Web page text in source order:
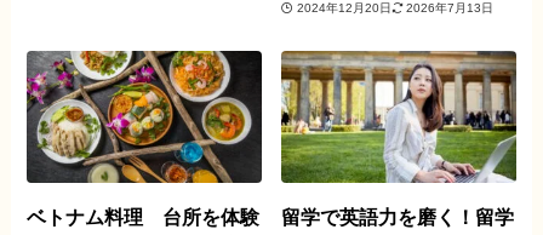
2024年12月20日 2026年7月13日
ベトナム料理 台所を体験
留学で英語力を磨く！留学